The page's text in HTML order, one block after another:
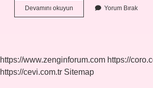
Devamını okuyun
Fıtığı
Yorum Bırak
https://www.zenginforum.com https://
https://cevi.com.tr Sitemap